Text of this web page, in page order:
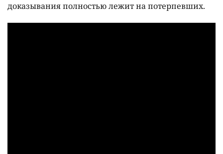
доказывания полностью лежит на потерпевших.